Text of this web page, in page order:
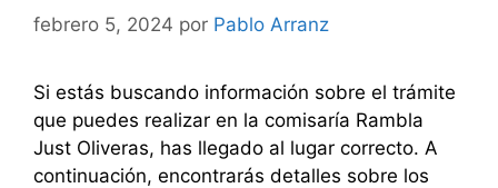
febrero 5, 2024 por Pablo Arranz
Si estás buscando información sobre el trámite
que puedes realizar en la comisaría Rambla
Just Oliveras, has llegado al lugar correcto. A
continuación, encontrarás detalles sobre los